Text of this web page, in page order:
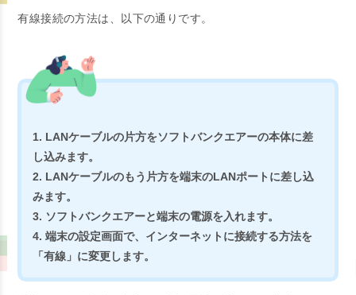
有線接続の方法は、以下の通りです。
1. LANケーブルの片方をソフトバンクエアーの本体に差
し込みます。
2. LANケーブルのもう片方を端末のLANポートに差し込
みます。
3. ソフトバンクエアーと端末の電源を入れます。
4. 端末の設定画面で、インターネットに接続する方法を
「有線」に変更します。